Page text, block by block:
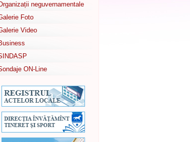
neguvernamentale
Foto
Video
ON-Line